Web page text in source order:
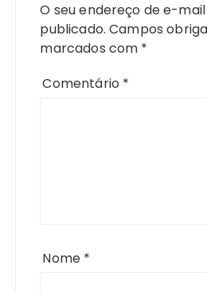
O seu endereço de e-
publicado. Campos
marcados com *
Comentário *
Nome *